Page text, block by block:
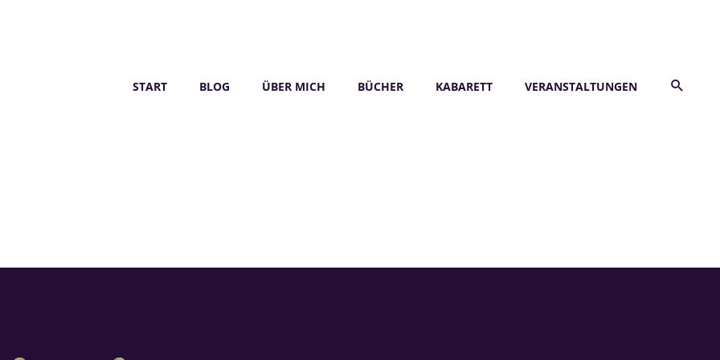
START BLOG ÜBER MICH BÜCHER KABARETT VERANSTALTUNGEN